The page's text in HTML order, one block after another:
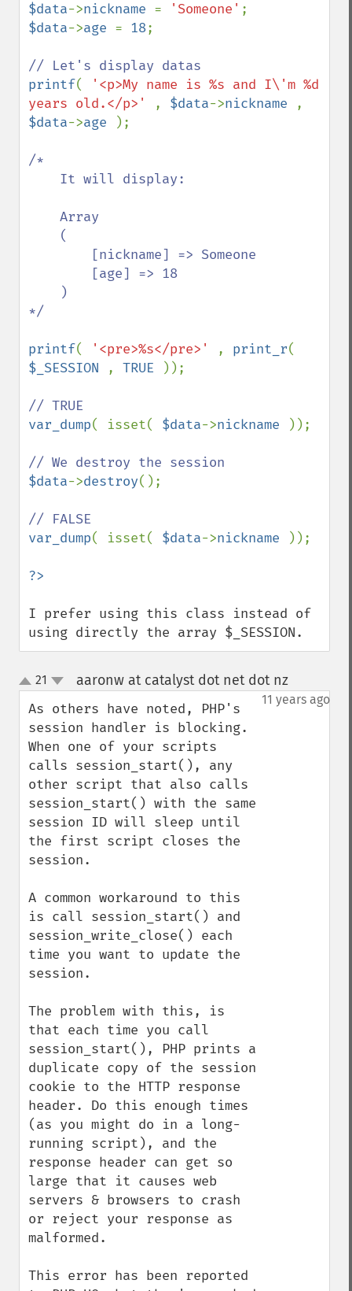
$data->nickname = 'Someone'
$data->age = 18;
printf(
'<p>My name is %s and I\'m %d
years old.</p>'
, $data->nickname
$data->age );
/*
*/
printf( '<pre>%s</pre>' , print_r
$_SESSION
, TRUE ));
var_dump( isset( $data->nickname ));
$data->destroy();
var_dump( isset( $data->nickname ));
I prefer using this class instead of
using directly the array $_SESSION.
up
down
21 aaronw at catalyst dot net dot nz¶
11 years ago
As others have noted, PHP's
session handler is blocking.
When one of your scripts
calls session_start(), any
other script that also calls
session_start() with the same
session ID will sleep until
the first script closes the
session.
A common workaround to this
is call session_start() and
session_write_close() each
time you want to update the
session.
The problem with this, is
that each time you call
session_start(), PHP prints a
duplicate copy of the session
cookie to the HTTP response
header. Do this enough times
(as you might do in a long-
running script), and the
response header can get so
large that it causes web
servers & browsers to crash
or reject your response as
malformed.
This error has been reported